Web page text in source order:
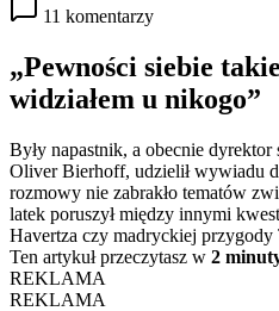
11 komentarzy
„Pewności siebie
widziałem u nikogo”
Były napastnik, a obecnie
Oliver Bierhoff, udzielił wywiadu
rozmowy nie zabrakło tematów
latek poruszył między innymi
Havertza czy madryckiej przygody
Ten artykuł przeczytasz w 2
REKLAMA
REKLAMA